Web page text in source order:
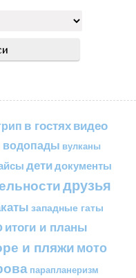
в гостяхвидео
водопады вулканы
детидокументы
друзья
западные гаты
итоги и планы
и пляжимото
парапланеризм